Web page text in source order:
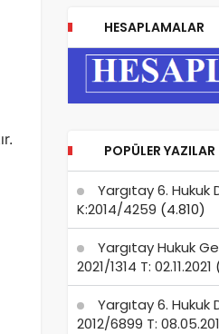
HESAPLAMALAR
POPÜLER YAZILAR
Yargıtay 6. Hukuk
K:2014/4259 (4.810)
Yargıtay Hukuk
2021/1314 T: 02.11.2021
Yargıtay 6. Hukuk
2012/6899 T: